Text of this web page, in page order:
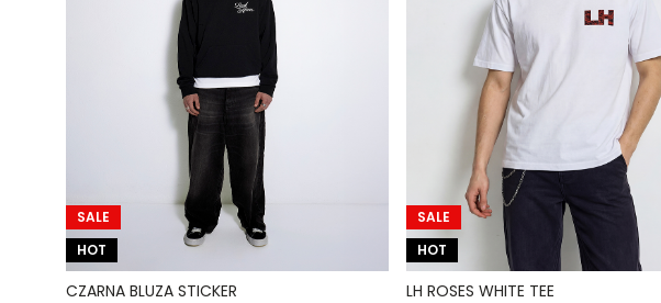
SALE
HOT
CZARNA BLUZA STICKER
SALE
HOT
LH ROSES WHITE TEE